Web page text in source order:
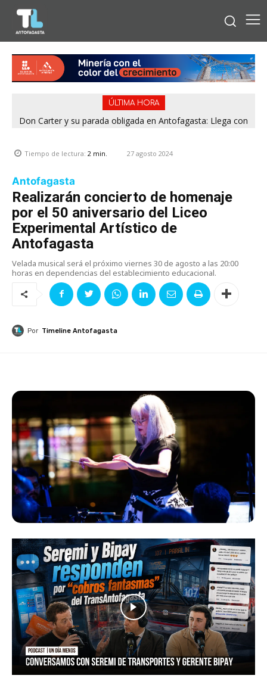
ÚLTIMA HORA
Don Carter y su parada obligada en Antofagasta: Llega con
Tiempo de lectura: 2 min. 27 agosto 2024
Antofagasta
Realizarán concierto de homenaje
por el 50 aniversario del Liceo
Experimental Artístico de
Antofagasta
Velada musical será el próximo viernes 30 de agosto a las 20:00
horas en dependencias del establecimiento educacional.
Por Timeline Antofagasta